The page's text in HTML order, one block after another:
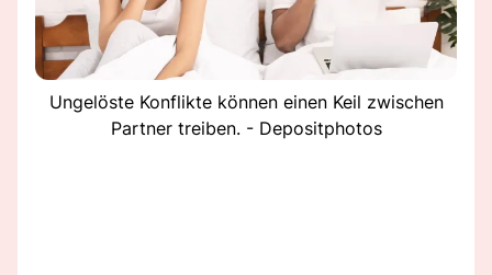
Ungelöste Konflikte können einen Keil zwischen
Partner treiben. - Depositphotos